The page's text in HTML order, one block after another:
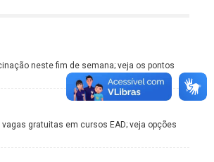
neste fim de semana; veja os pontos
vagas gratuitas em cursos EAD; veja opções